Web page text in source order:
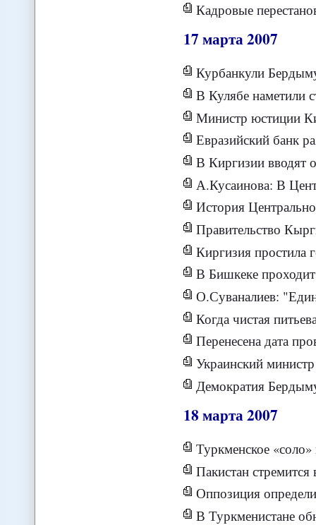
Кадровые
17марта2007
Курбанкули
В Кулябе наметили
Министр юстиции Киргизии:
Евразийский банк
В Киргизии вводят
А.Кусаинова: В
История
Правительство
Киргизия простила
В Бишкеке
О.Суваналиев:
Когда чистая
Перенесена дата
Украинский министр
Демократия
18марта2007
Туркменское «соло» на газовой
Пакистан
Оппозиция
В Туркменистане обнаружили новую